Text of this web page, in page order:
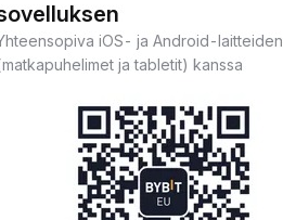
iOS- ja Android-laitteiden
ja tabletit) kanssa